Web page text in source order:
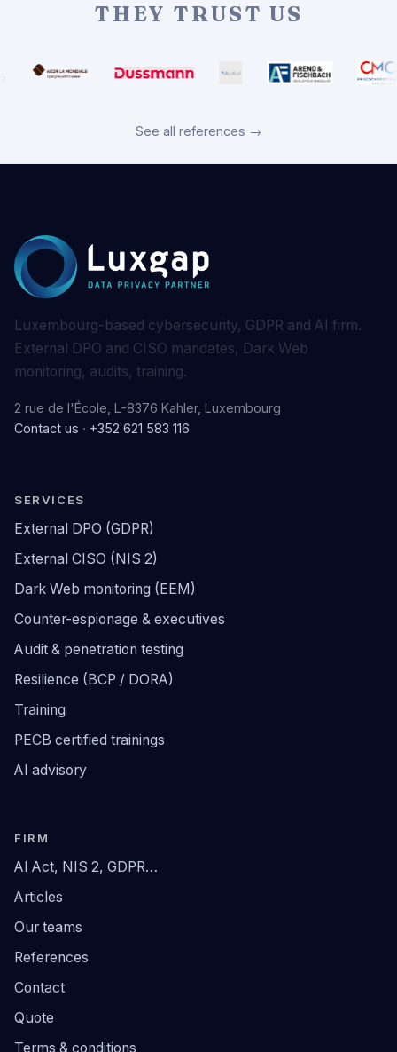
THEY TRUST US
See all references →
Luxembourg-based cybersecurity, GDPR and AI firm.
External DPO and CISO mandates, Dark Web
monitoring, audits, training.
2 rue de l'École, L-8376 Kahler, Luxembourg
Contact us · +352 621 583 116
SERVICES
External DPO (GDPR)
External CISO (NIS 2)
Dark Web monitoring (EEM)
Counter-espionage & executives
Audit & penetration testing
Resilience (BCP / DORA)
Training
PECB certified trainings
AI advisory
FIRM
AI Act, NIS 2, GDPR…
Articles
Our teams
References
Contact
Quote
Terms & conditions